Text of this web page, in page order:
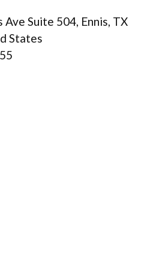
Ave Suite 504, Ennis, TX
States